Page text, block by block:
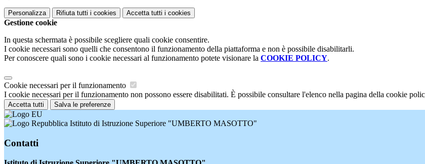
Personalizza Rifiuta tutti i cookies Accetta tutti i cookies
Gestione cookie
In questa schermata è possibile scegliere quali cookie consentire.
I cookie necessari sono quelli che consentono il funzionamento della piattaforma e non è possibile disabilitarli.
Per conoscere quali sono i cookie necessari al funzionamento potete visionare la COOKIE POLICY.
Cookie necessari per il funzionamento
I cookie necessari per il funzionamento non possono essere disabilitati. È possibile consultare l'elenco nella pagina della cookie
Accetta tutti Salva le preferenze
Istituto di Istruzione Superiore "UMBERTO MASOTTO"
Contatti